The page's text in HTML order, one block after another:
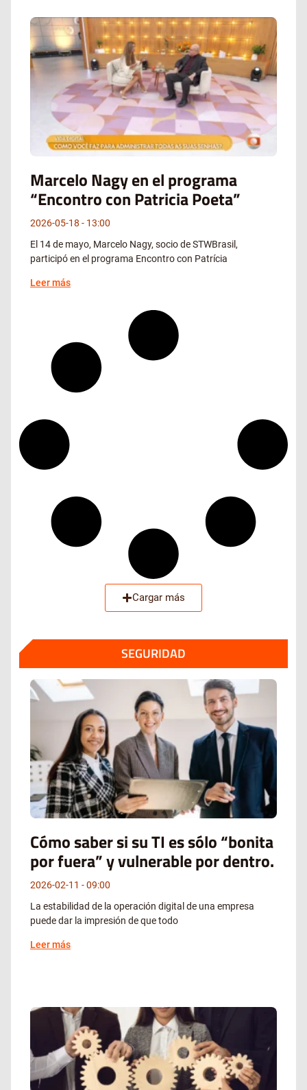
Marcelo Nagy en el programa
“Encontro con Patricia Poeta”
2026-05-18
13:00
El 14 de mayo, Marcelo Nagy, socio de STWBrasil,
participó en el programa Encontro con Patrícia
Leer más
Cargar más
SEGURIDAD
Cómo saber si su TI es sólo “bonita
por fuera” y vulnerable por dentro.
2026-02-11
09:00
La estabilidad de la operación digital de una empresa
puede dar la impresión de que todo
Leer más